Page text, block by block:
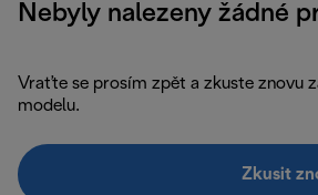
Nebyly nalezeny žádné
Vraťte se prosím zpět a zkuste znovu
modelu.
Zkusit